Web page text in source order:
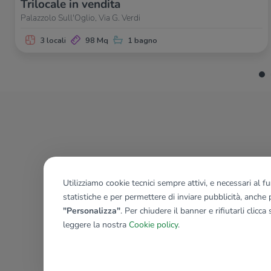
Trilocale in vendita
Palazzolo Sull'Oglio, Via G. Verdi
3 locali 98 Mq 1 bagno
Utilizziamo cookie tecnici sempre attivi, e necessari al
statistiche e per permettere di inviare pubblicità, anche
"Personalizza". Per chiudere il banner e rifiutarli clicca
leggere la nostra Cookie policy.